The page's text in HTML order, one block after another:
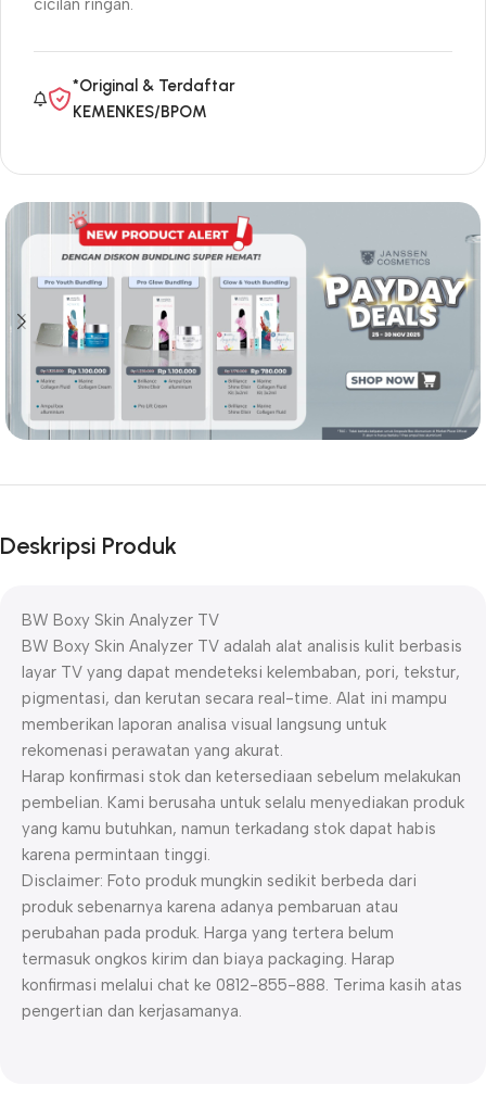
cicilan ringan.
*Original & Terdaftar
KEMENKES/BPOM
Deskripsi Produk
BW Boxy Skin Analyzer TV
BW Boxy Skin Analyzer TV adalah alat analisis kulit berbasis
layar TV yang dapat mendeteksi kelembaban, pori, tekstur,
pigmentasi, dan kerutan secara real-time. Alat ini mampu
memberikan laporan analisa visual langsung untuk
rekomenasi perawatan yang akurat.
Harap konfirmasi stok dan ketersediaan sebelum melakukan
pembelian. Kami berusaha untuk selalu menyediakan produk
yang kamu butuhkan, namun terkadang stok dapat habis
karena permintaan tinggi.
Disclaimer: Foto produk mungkin sedikit berbeda dari
produk sebenarnya karena adanya pembaruan atau
perubahan pada produk. Harga yang tertera belum
termasuk ongkos kirim dan biaya packaging. Harap
konfirmasi melalui chat ke 0812-855-888. Terima kasih atas
pengertian dan kerjasamanya.